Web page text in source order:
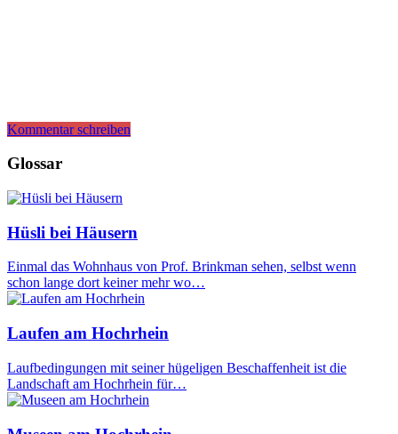
Kommentar schreiben
Glossar
Hüsli bei Häusern
Einmal das Wohnhaus von Prof. Brinkman sehen, selbst wenn
schon lange dort keiner mehr wo…
Laufen am Hochrhein
Laufbedingungen mit seiner hügeligen Beschaffenheit ist die
Landschaft am Hochrhein für…